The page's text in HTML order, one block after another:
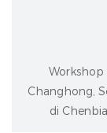
Workshop
Changhong,
di